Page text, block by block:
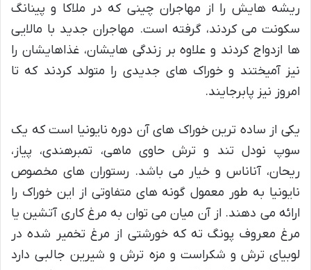
ریشه هایش را از مهاجران چینی که در ملاکا و پینانگ
سکونت می کردند، گرفته است. مهاجران جدید با مالایی
ها ازدواج کردند و علاوه بر زندگی هایشان، غذاهایشان را
نیز آمیختند و خوراک های جدیدی را متولد کردند که تا
امروز نیز پابرجایند.
یکی از ساده ترین خوراک های آن دوره نایونیا است که یک
سوپ نودل تند و ترش حاوی ماهی، تمبرهندی، پیاز،
ریحان، آناناس و خیار می باشد. رستوران های مخصوص
نایونیا به طور معمول گونه های متفاوتی از این خوراک را
ارائه می دهند. از آن میان می توان به مرغ کاری آتشین یا
مرغ معروف پونگ ته که خورشتی از مرغ تخمیر شده در
لوبیای ترش و شکراست و مزه ترش و شیرین جالبی دارد